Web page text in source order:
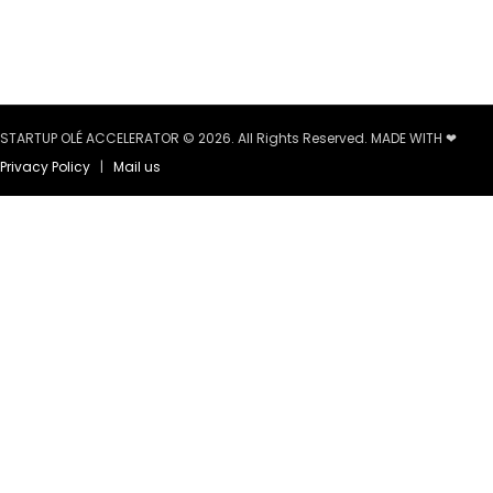
STARTUP OLÉ ACCELERATOR © 2026. All Rights Reserved. MADE WITH ❤
Privacy Policy | Mail us